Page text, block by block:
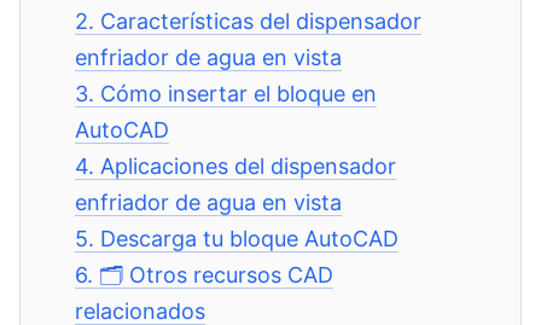
2. Características del dispensador
enfriador de agua en vista
3. Cómo insertar el bloque en
AutoCAD
4. Aplicaciones del dispensador
enfriador de agua en vista
5. Descarga tu bloque AutoCAD
6. 🗂️ Otros recursos CAD
relacionados